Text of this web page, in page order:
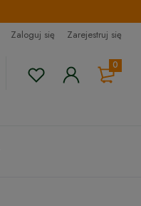
Zaloguj się Zarejestruj się
0